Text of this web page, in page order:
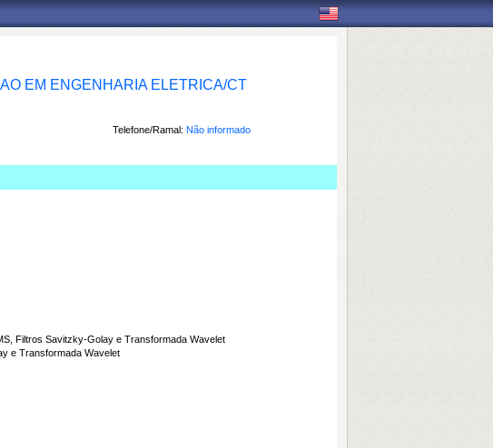
EM ENGENHARIA ELETRICA/CT
Telefone/Ramal: Não informado
Filtros Savitzky-Golay e Transformada Wavelet
e Transformada Wavelet